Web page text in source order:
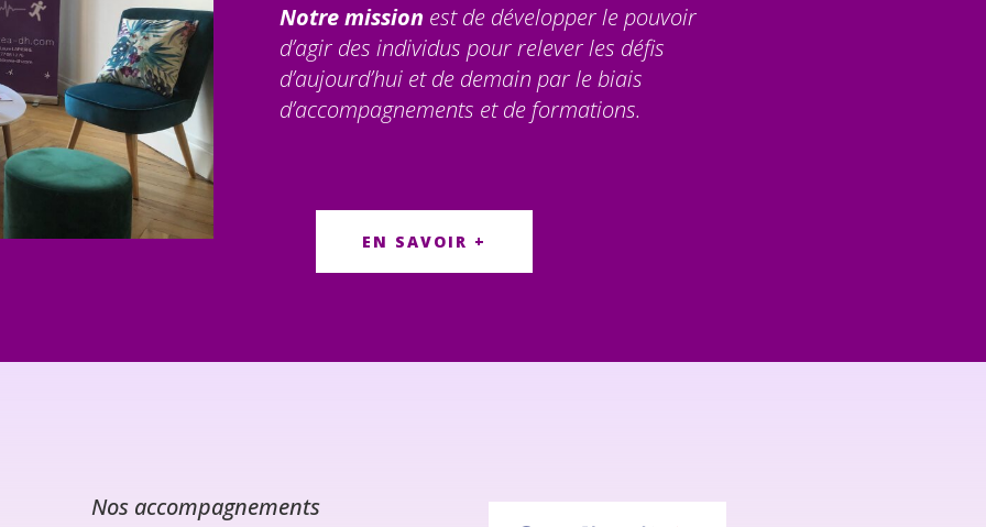
Notre mission est de développer le pouvoir
d’agir des individus pour relever les défis
d’aujourd’hui et de demain par le biais
d’accompagnements et de formations.
EN SAVOIR +
Nos accompagnements